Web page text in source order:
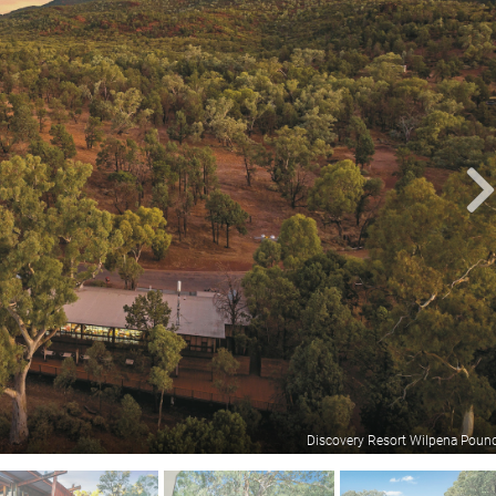
Discovery Resort Wilpena